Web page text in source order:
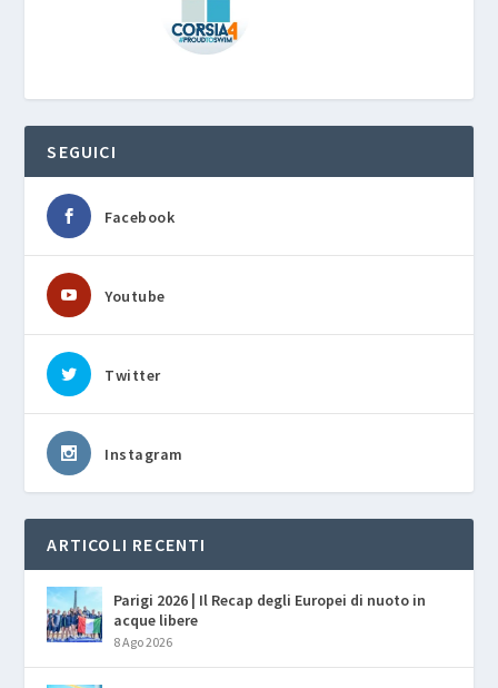
SEGUICI
Facebook
Youtube
Twitter
Instagram
ARTICOLI RECENTI
Parigi 2026 | Il Recap degli Europei di nuoto in
acque libere
8 Ago 2026